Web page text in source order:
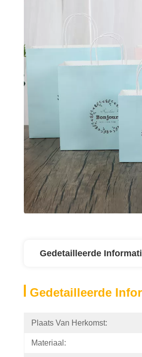
Gedetailleerde
Gedetailleerde
Plaats Van Herkomst:
Materiaal: